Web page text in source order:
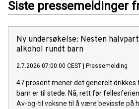
Siste pressemeldinger
Ny undersøkelse: Nesten
alkohol rundt barn
2.7.2026 07:00:00 CEST | Pressemelding
47 prosent mener det generelt drikkes
barn er til stede. Nå, rett før
Av-og-til voksne til å være bevisste på